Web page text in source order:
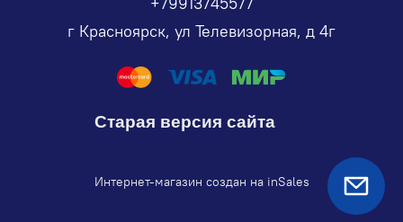
г Красноярск, ул Телевизорная, д 4г
Старая версия сайта
Интернет-магазин создан на inSales